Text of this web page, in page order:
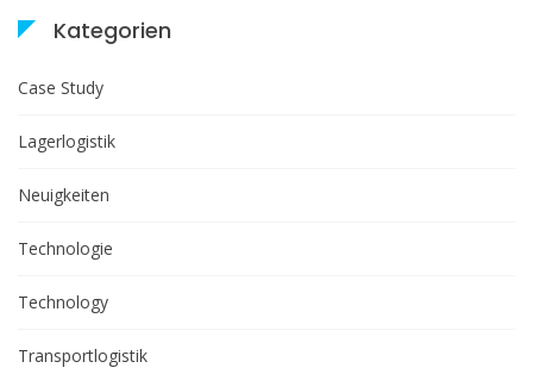
Kategorien
Case Study
Lagerlogistik
Neuigkeiten
Technologie
Technology
Transportlogistik